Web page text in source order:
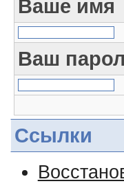
Ваше имя
Ваш
Ссылки